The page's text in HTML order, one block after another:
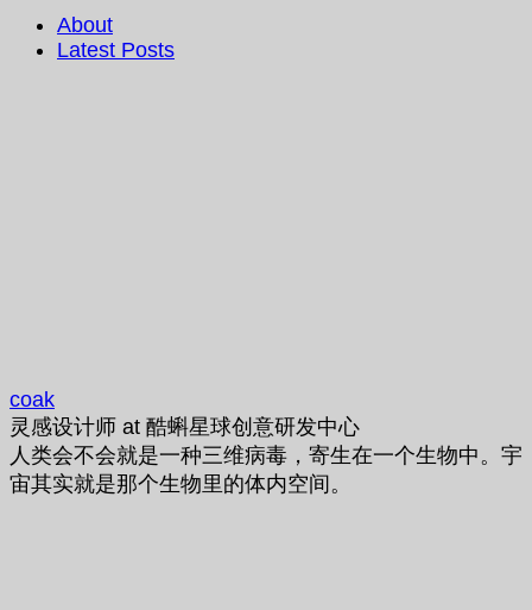
About
Latest Posts
coak
灵感设计师 at 酷蝌星球创意研发中心
人类会不会就是一种三维病毒，寄生在一个生物中。宇
宙其实就是那个生物里的体内空间。